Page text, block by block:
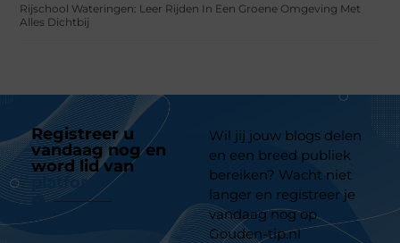
Rijschool Wateringen: Leer Rijden In Een Groene Omgeving Met
Alles Dichtbij
Registreer u
vandaag nog en
word lid van
platform
Wil jij jouw blogs delen
en een breed publiek
bereiken? Wacht niet
langer en registreer je
vandaag nog op
Gouden-tip.nl